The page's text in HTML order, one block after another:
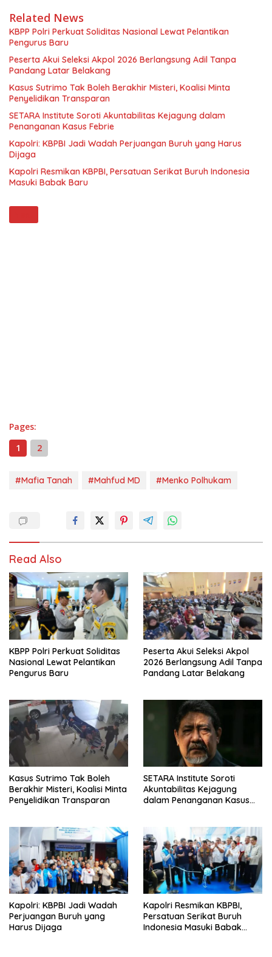
Related News
KBPP Polri Perkuat Soliditas Nasional Lewat Pelantikan
Pengurus Baru
Peserta Akui Seleksi Akpol 2026 Berlangsung Adil Tanpa
Pandang Latar Belakang
Kasus Sutrimo Tak Boleh Berakhir Misteri, Koalisi Minta
Penyelidikan Transparan
SETARA Institute Soroti Akuntabilitas Kejagung dalam
Penanganan Kasus Febrie
Kapolri: KBPBI Jadi Wadah Perjuangan Buruh yang Harus
Dijaga
Kapolri Resmikan KBPBI, Persatuan Serikat Buruh Indonesia
Masuki Babak Baru
Pages:
1
2
#Mafia Tanah #Mahfud MD #Menko Polhukam
Read Also
KBPP Polri Perkuat Soliditas
Nasional Lewat Pelantikan
Pengurus Baru
Peserta Akui Seleksi Akpol
2026 Berlangsung Adil Tanpa
Pandang Latar Belakang
Kasus Sutrimo Tak Boleh
Berakhir Misteri, Koalisi Minta
Penyelidikan Transparan
SETARA Institute Soroti
Akuntabilitas Kejagung
dalam Penanganan Kasus
Kapolri: KBPBI Jadi Wadah
Perjuangan Buruh yang
Harus Dijaga
Kapolri Resmikan KBPBI,
Persatuan Serikat Buruh
Indonesia Masuki Babak